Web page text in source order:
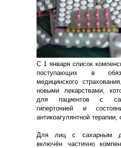
С 1 января список
поступающих в
медицинского
новыми лекарствами,
для пациентов с
гипертонией и
антикоагулянтной терапии,
Для лиц с сахарным
включён частично